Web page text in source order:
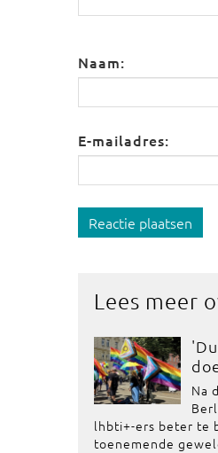
Naam:
E-mailadres:
Reactie plaatsen
Lees meer
Na
lhbti+-ers beter te
toenemende